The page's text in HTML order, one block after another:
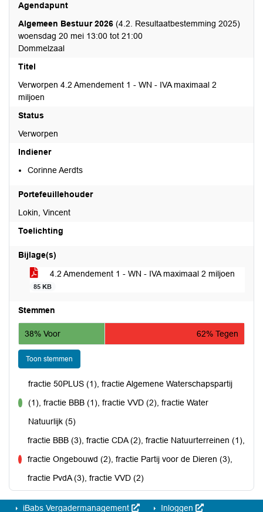
Agendapunt
Algemeen Bestuur 2026 (4.2. Resultaatbestemming 2025)
woensdag 20 mei 13:00 tot 21:00
Dommelzaal
Titel
Verworpen 4.2 Amendement 1 - WN - IVA maximaal 2
miljoen
Status
Verworpen
Indiener
Corinne Aerdts
Portefeuillehouder
Lokin, Vincent
Toelichting
Bijlage(s)
4.2 Amendement 1 - WN - IVA maximaal 2 miljoen
85 KB
Stemmen
38% Voor 62% Tegen
Toon stemmen
fractie 50PLUS (1), fractie Algemene Waterschapspartij
(1), fractie BBB (1), fractie VVD (2), fractie Water
Natuurlijk (5)
fractie BBB (3), fractie CDA (2), fractie Natuurterreinen (1),
fractie Ongebouwd (2), fractie Partij voor de Dieren (3),
fractie PvdA (3), fractie VVD (2)
iBabs Vergadermanagement Inloggen